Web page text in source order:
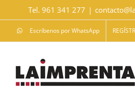
Tel. 961 341 277 |
Escríbenos por WhatsApp